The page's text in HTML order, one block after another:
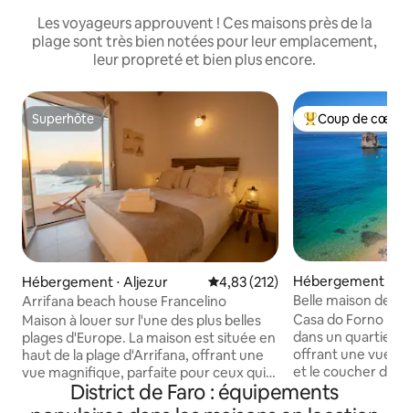
Les voyageurs approuvent ! Ces maisons près de la
plage sont très bien notées pour leur emplacement,
leur propreté et bien plus encore.
Superhôte
Superhôte
Hébergement ⋅ Aljezur Évaluation moyenne sur la
4,83 (212)
Arrifana beach house Francelino
Maison à louer sur l'une des plus belles
plages d'Europe. La maison est située en
haut de la plage d'Arrifana, offrant une
vue magnifique, parfaite pour ceux qui
souhaitent passer un séjour calme,
raffiné et relaxant au bord de la mer. La
Coups de cœur
Coup de cœur
Hébergement ⋅
Belle maison de 8
la plage avec
Casa do Forno by
dans un quartier
offrant une vue
et le coucher de soleil. →
LE PLUS
MAISON LA
District de Faro : équipements